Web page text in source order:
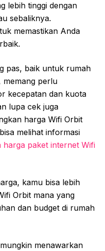
lebih tinggi dengan
sebaliknya.
memastikan Anda
pas, baik untuk rumah
memang perlu
kecepatan dan kuota
lupa cek juga
harga Wifi Orbit
melihat informasi
harga paket internet Wifi
kamu bisa lebih
Orbit mana yang
dan budget di rumah
menawarkan